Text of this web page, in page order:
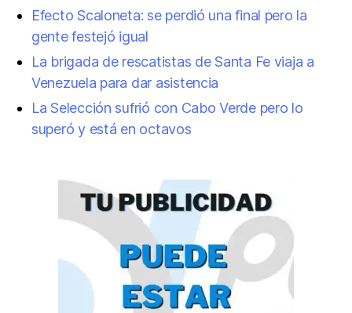
Efecto Scaloneta: se perdió una final pero la
gente festejó igual
La brigada de rescatistas de Santa Fe viaja a
Venezuela para dar asistencia
La Selección sufrió con Cabo Verde pero lo
superó y está en octavos